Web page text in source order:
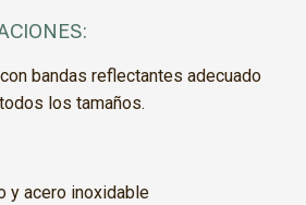
bandas reflectantes adecuado
los tamaños.
y acero inoxidable